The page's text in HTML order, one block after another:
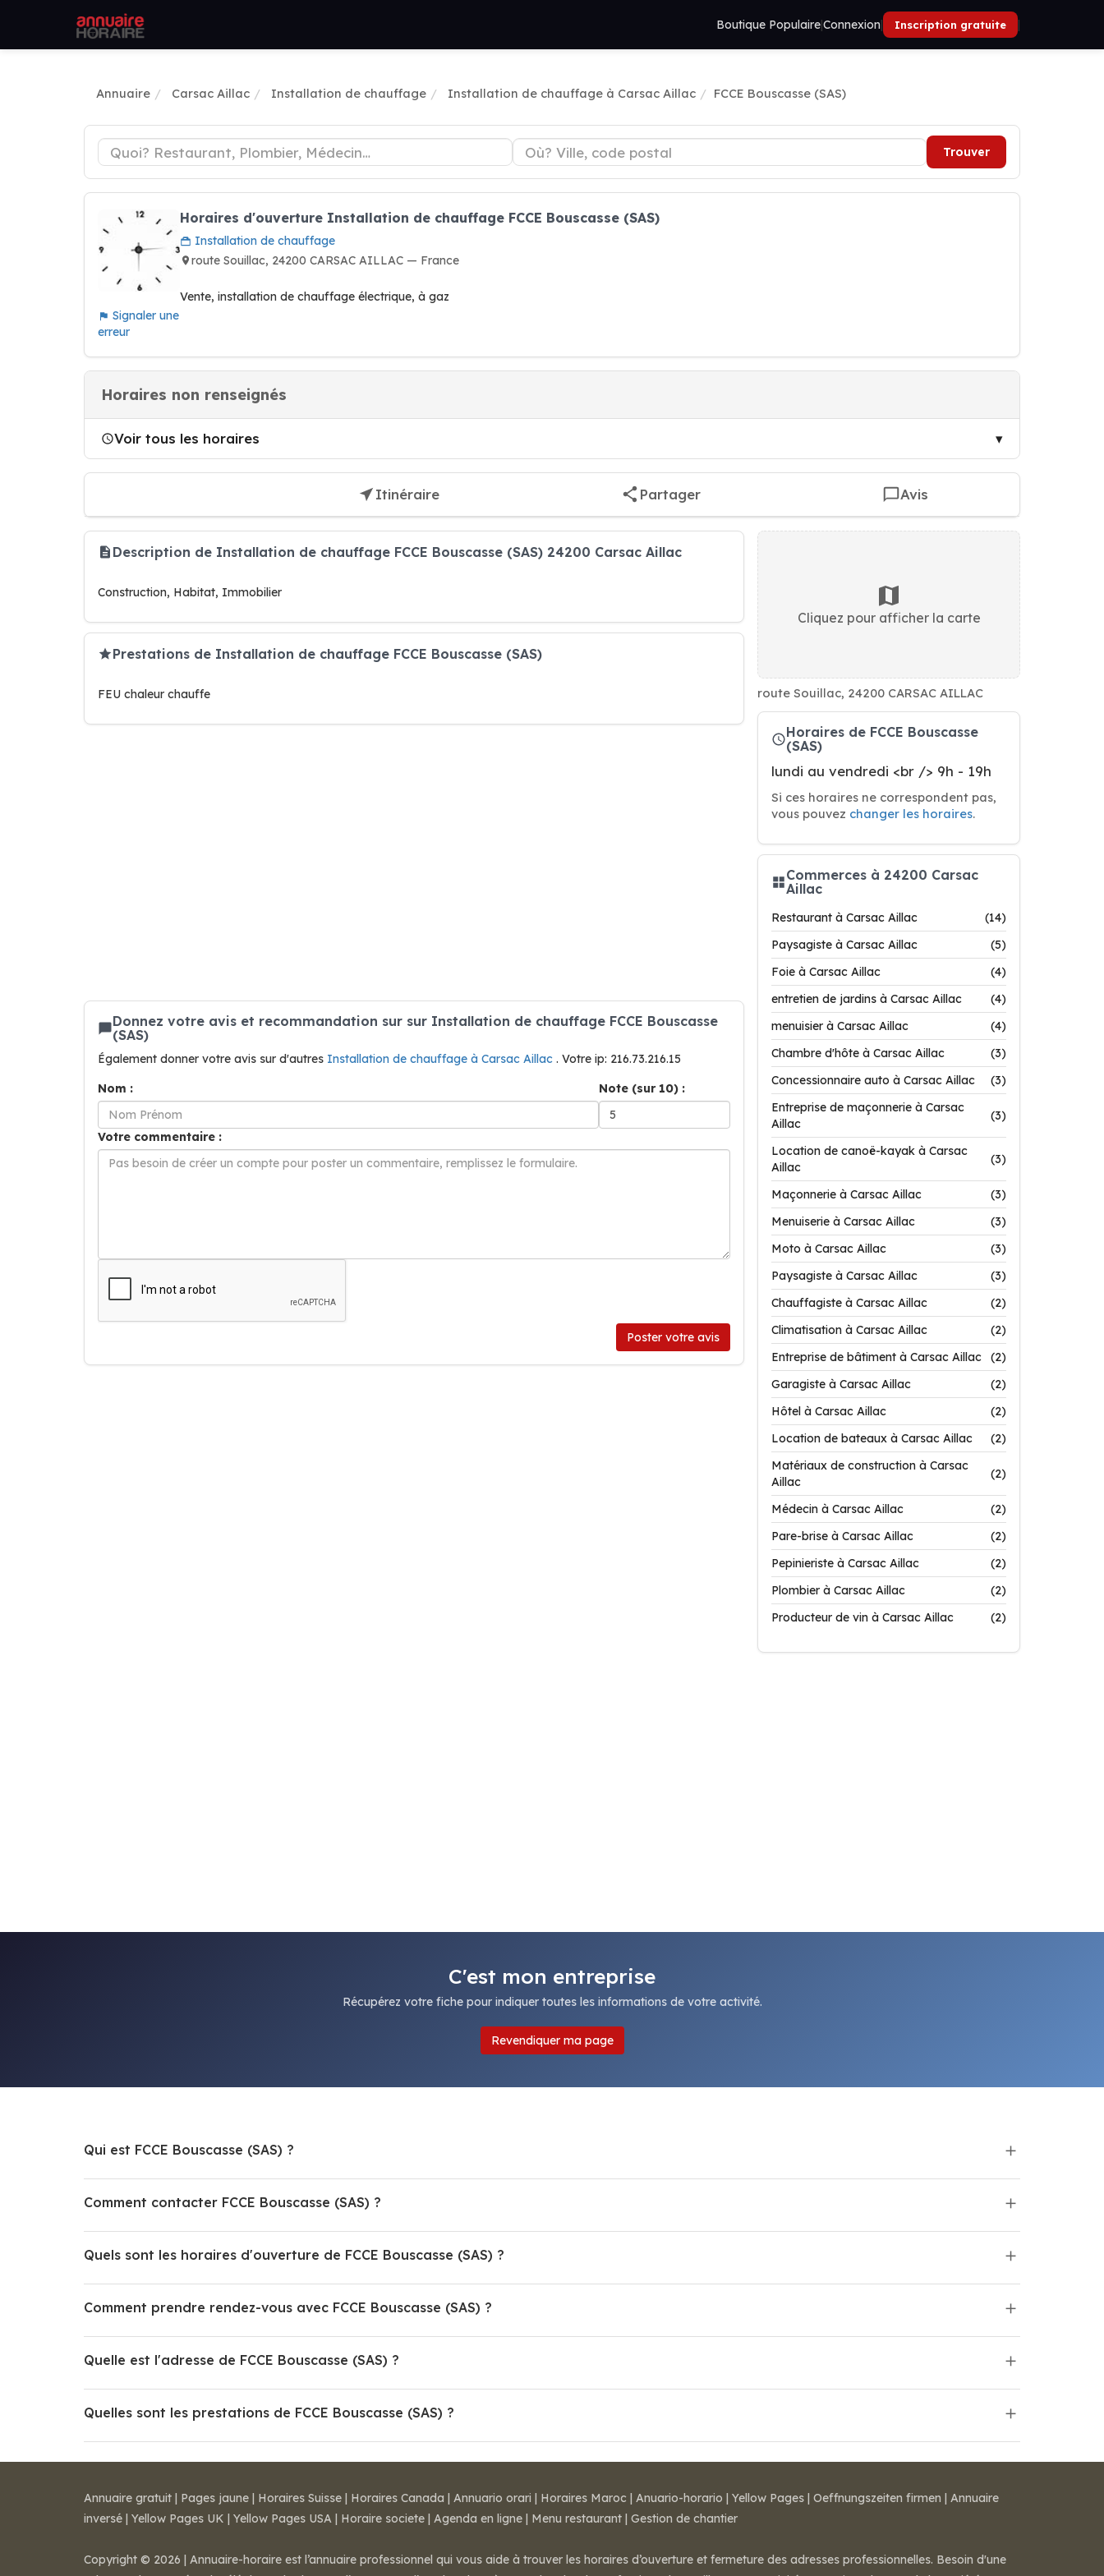
Boutique Populaire|Connexion| Inscription gratuite |
Annuaire Carsac Aillac Installation de chauffage Installation de chauffage à Carsac Aillac FCCE Bouscasse (SAS)
Trouver
Signaler une
erreur
Horaires d'ouverture Installation de chauffage FCCE Bouscasse (SAS)
Installation de chauffage
route Souillac, 24200 CARSAC AILLAC — France
Vente, installation de chauffage électrique, à gaz
Horaires non renseignés
Voir tous les horaires
Itinéraire Partager Avis
Description de Installation de chauffage FCCE Bouscasse (SAS) 24200 Carsac Aillac
Construction, Habitat, Immobilier
Prestations de Installation de chauffage FCCE Bouscasse (SAS)
FEU chaleur chauffe
Donnez votre avis et recommandation sur sur Installation de chauffage FCCE Bouscasse
(SAS)
Également donner votre avis sur d'autres Installation de chauffage à Carsac Aillac . Votre ip: 216.73.216.15
Nom :
Note (sur 10) :
Votre commentaire :
Poster votre avis
Cliquez pour afficher la carte
route Souillac, 24200 CARSAC AILLAC
Horaires de FCCE Bouscasse
(SAS)
lundi au vendredi <br /> 9h - 19h
Si ces horaires ne correspondent pas,
vous pouvez changer les horaires.
Commerces à 24200 Carsac
Aillac
Restaurant à Carsac Aillac
(14)
Paysagiste à Carsac Aillac
(5)
Foie à Carsac Aillac
(4)
entretien de jardins à Carsac Aillac
(4)
menuisier à Carsac Aillac
(4)
Chambre d'hôte à Carsac Aillac
(3)
Concessionnaire auto à Carsac Aillac
(3)
Entreprise de maçonnerie à Carsac
Aillac
(3)
Location de canoë-kayak à Carsac
Aillac
(3)
Maçonnerie à Carsac Aillac
(3)
Menuiserie à Carsac Aillac
(3)
Moto à Carsac Aillac
(3)
Paysagiste à Carsac Aillac
(3)
Chauffagiste à Carsac Aillac
(2)
Climatisation à Carsac Aillac
(2)
Entreprise de bâtiment à Carsac Aillac
(2)
Garagiste à Carsac Aillac
(2)
Hôtel à Carsac Aillac
(2)
Location de bateaux à Carsac Aillac
(2)
Matériaux de construction à Carsac
Aillac
(2)
Médecin à Carsac Aillac
(2)
Pare-brise à Carsac Aillac
(2)
Pepinieriste à Carsac Aillac
(2)
Plombier à Carsac Aillac
(2)
Producteur de vin à Carsac Aillac
(2)
C'est mon entreprise
Récupérez votre fiche pour indiquer toutes les informations de votre activité.
Revendiquer ma page
Qui est FCCE Bouscasse (SAS) ?
Comment contacter FCCE Bouscasse (SAS) ?
Quels sont les horaires d'ouverture de FCCE Bouscasse (SAS) ?
Comment prendre rendez-vous avec FCCE Bouscasse (SAS) ?
Quelle est l'adresse de FCCE Bouscasse (SAS) ?
Quelles sont les prestations de FCCE Bouscasse (SAS) ?
Annuaire gratuit | Pages jaune | Horaires Suisse | Horaires Canada | Annuario orari | Horaires Maroc | Anuario-horario | Yellow Pages | Oeffnungszeiten firmen | Annuaire
inversé | Yellow Pages UK | Yellow Pages USA | Horaire societe | Agenda en ligne | Menu restaurant | Gestion de chantier
Copyright © 2026 | Annuaire-horaire est l’annuaire professionnel qui vous aide à trouver les horaires d’ouverture et fermeture des adresses professionnelles. Besoin d'une